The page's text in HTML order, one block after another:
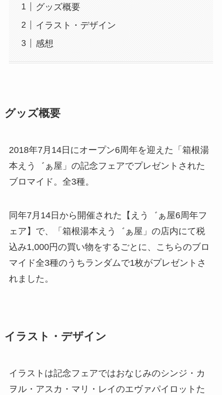
グッズ概要
イラスト・デザイン
感想
グッズ概要
2018年7月14日にオープン6周年を迎えた「箱根湯
本えう゛ぁ屋」の記念フェアでプレゼントされた
ブロマイド。全3種。
同年7月14日から開催された【えう゛ぁ屋6周年フ
ェア】で、「箱根湯本えう゛ぁ屋」の店内にて税
込み1,000円の買い物をするごとに、こちらのブロ
マイド全3種のうちランダムで1枚がプレゼントさ
れました。
イラスト・デザイン
イラストは記念フェアではおなじみのシンジ・カ
ヲル・アスカ・マリ・レイのエヴァパイロットた